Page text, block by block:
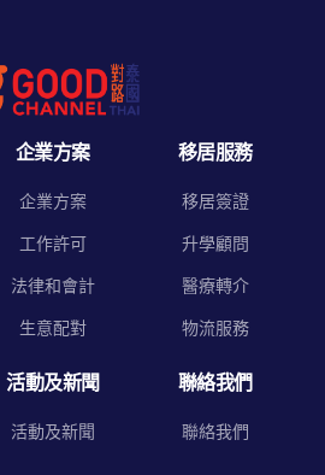
企業方案
企業方案
工作許可
法律和會計
生意配對
移居服務
移居簽證
升學顧問
醫療轉介
物流服務
活動及新聞
活動及新聞
聯絡我們
聯絡我們